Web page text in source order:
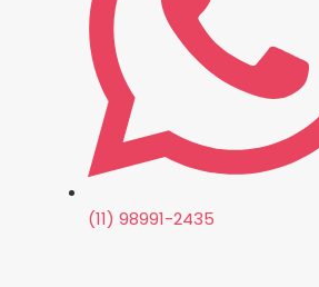
(11) 98991-2435